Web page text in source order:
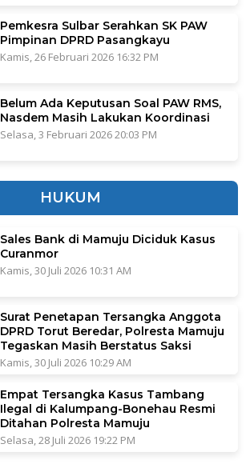
Pemkesra Sulbar Serahkan SK PAW
Pimpinan DPRD Pasangkayu
Kamis, 26 Februari 2026 16:32 PM
Belum Ada Keputusan Soal PAW RMS,
Nasdem Masih Lakukan Koordinasi
Selasa, 3 Februari 2026 20:03 PM
HUKUM
Sales Bank di Mamuju Diciduk Kasus
Curanmor
Kamis, 30 Juli 2026 10:31 AM
Surat Penetapan Tersangka Anggota
DPRD Torut Beredar, Polresta Mamuju
Tegaskan Masih Berstatus Saksi
Kamis, 30 Juli 2026 10:29 AM
Empat Tersangka Kasus Tambang
Ilegal di Kalumpang-Bonehau Resmi
Ditahan Polresta Mamuju
Selasa, 28 Juli 2026 19:22 PM